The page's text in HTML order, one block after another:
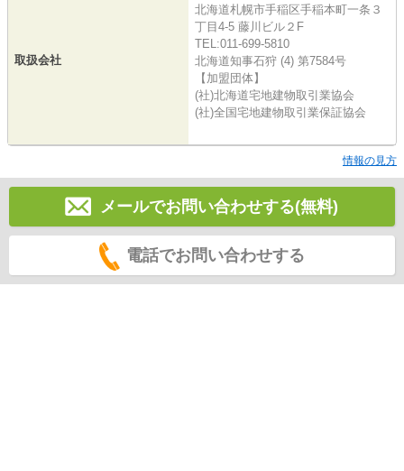
取扱会社
北海道札幌市手稲区手稲本町一条３
丁目4-5 藤川ビル２F
TEL:011-699-5810
北海道知事石狩 (4) 第7584号
【加盟団体】
(社)北海道宅地建物取引業協会
(社)全国宅地建物取引業保証協会
情報の見方
メールでお問い合わせする(無料)
電話でお問い合わせする